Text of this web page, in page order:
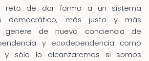
reto de dar forma a un sistema
democrático, más justo y más
genere de nuevo conciencia de
y ecodependencia como
y sólo lo alcanzaremos si somos